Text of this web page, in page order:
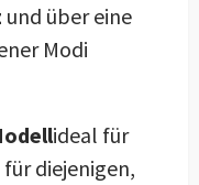
und über eine
Modi
ideal für
für diejenigen,